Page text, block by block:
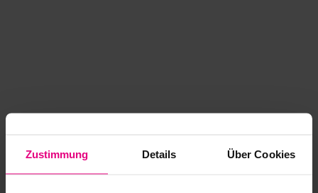
Zustimmung Details Über Cookies